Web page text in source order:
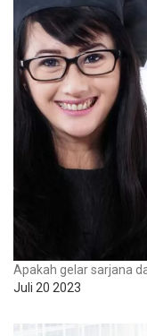
Apakah gelar sarjana
Juli 20 2023